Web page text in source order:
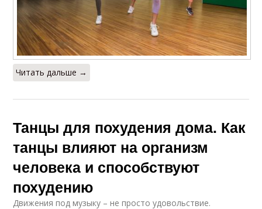
Читать дальше →
Танцы для похудения дома. Как
танцы влияют на организм
человека и способствуют
похудению
Движения под музыку – не просто удовольствие.